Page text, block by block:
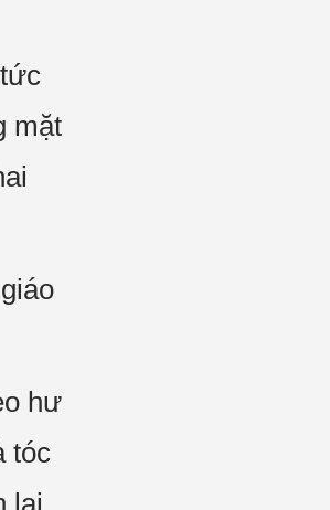
mặt
hư
tóc
lại